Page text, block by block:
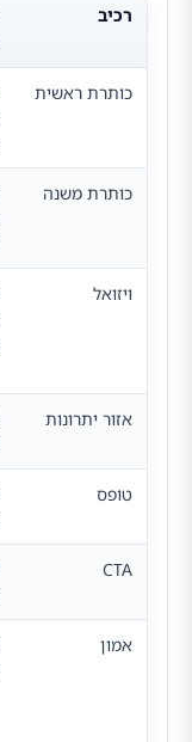
רכיב
כותרת ראשית
כותרת משנה
ויזואל
אזור יתרונות
טופס
CTA
אמון